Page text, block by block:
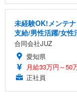
未経験OK!メンテ
支給/男性活躍/女性
合同会社JUZ
愛知県
月給33万円～50
正社員